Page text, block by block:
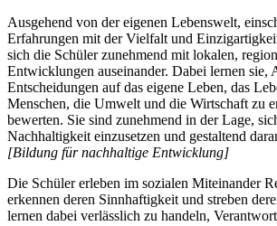
Ausgehend von der eigenen Lebenswelt,
Erfahrungen mit der Vielfalt und
sich die Schüler zunehmend mit lokalen,
Entwicklungen auseinander. Dabei lernen sie,
Entscheidungen auf das eigene Leben, das
Menschen, die Umwelt und die Wirtschaft zu
bewerten. Sie sind zunehmend in der Lage,
Nachhaltigkeit einzusetzen und gestaltend
[Bildung für nachhaltige Entwicklung]
Die Schüler erleben im sozialen Miteinander
erkennen deren Sinnhaftigkeit und streben
lernen dabei verlässlich zu handeln,